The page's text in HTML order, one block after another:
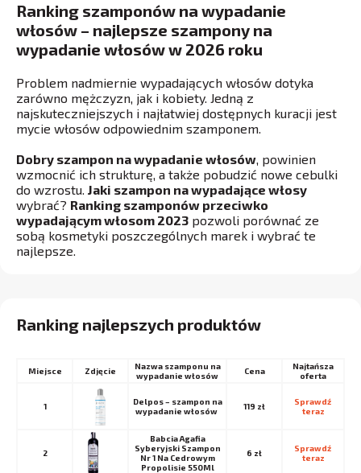
Ranking szamponów na wypadanie
włosów – najlepsze szampony na
wypadanie włosów w 2026 roku
Problem nadmiernie wypadających włosów dotyka
zarówno mężczyzn, jak i kobiety. Jedną z
najskuteczniejszych i najłatwiej dostępnych kuracji jest
mycie włosów odpowiednim szamponem.
Dobry szampon na wypadanie włosów, powinien
wzmocnić ich strukturę, a także pobudzić nowe cebulki
do wzrostu. Jaki szampon na wypadające włosy
wybrać? Ranking szamponów przeciwko
wypadającym włosom 2023 pozwoli porównać ze
sobą kosmetyki poszczególnych marek i wybrać te
najlepsze.
Ranking najlepszych produktów
Miejsce
Nazwa szamponu na
wypadanie włosów
Cena
Najtańsza
oferta
1
Delpos – szampon na
wypadanie włosów
119 zł
Sprawdź
teraz
2
Babcia Agafia
Syberyjski Szampon
Nr 1 Na Cedrowym
Propolisie 550Ml
6 zł
Sprawdź
teraz